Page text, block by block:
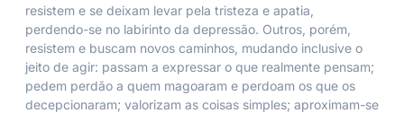
resistem e se deixam levar pela tristeza e apatia,
perdendo-se no labirinto da depressão. Outros, porém,
resistem e buscam novos caminhos, mudando inclusive o
jeito de agir: passam a expressar o que realmente pensam;
pedem perdão a quem magoaram e perdoam os que os
decepcionaram; valorizam as coisas simples; aproximam-se